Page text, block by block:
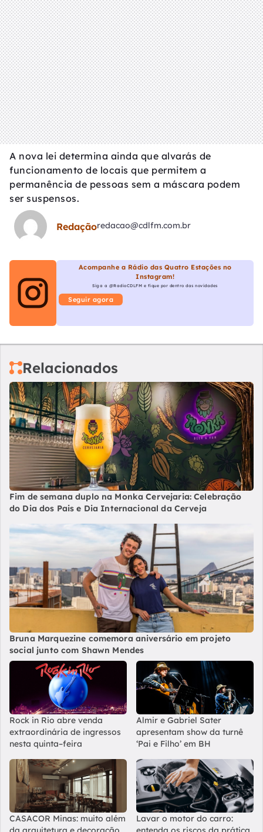
A nova lei determina ainda que alvarás de
funcionamento de locais que permitem a
permanência de pessoas sem a máscara podem
ser suspensos.
Redaçãoredacao@cdlfm.com.br
Acompanhe a Rádio das Quatro Estações no
Instagram!
Siga a @RadioCDLFM e fique por dentro das novidades
Seguir agora
Relacionados
Fim de semana duplo na Monka Cervejaria: Celebração
do Dia dos Pais e Dia Internacional da Cerveja
Bruna Marquezine comemora aniversário em projeto
social junto com Shawn Mendes
Rock in Rio abre venda
extraordinária de ingressos
nesta quinta–feira
Almir e Gabriel Sater
apresentam show da turnê
‘Pai e Filho’ em BH
CASACOR Minas: muito além
Lavar o motor do carro: